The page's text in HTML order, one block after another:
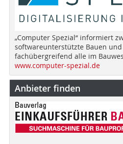
„Computer Spezial“ informiert
softwareunterstützte Bauen
fachübergreifend alle im
www.computer-spezial.de
Anbieter finden